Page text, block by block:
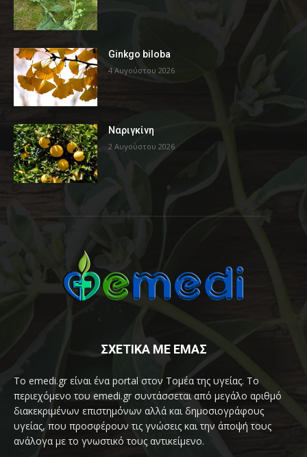
Ginkgo biloba
4 Αυγούστου 2026
Ναριγκίνη
2 Αυγούστου 2026
ΣΧΕΤΙΚΑ ΜΕ ΕΜΑΣ
Το emedi.gr είναι ένα portal στον Τομέα της υγείας. Το
περιεχόμενο του emedi.gr συντάσσεται από μεγάλο αριθμό
διακεκριμένων επιστημόνων αλλά και δημοσιογράφους
υγείας, που προσφέρουν τις γνώσεις και την άποψή τους
ανάλογα με το γνωστικό τους αντικείμενο.